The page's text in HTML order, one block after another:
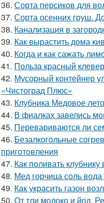
36. Сорта персиков для
37. Сорта осенних груш.
38. Канализация в
39. Как вырастить дома
40. Когда и как сажать
41. Польза красный
42. Мусорный контейнер
«Чистоград Плюс»
43. Клубника Медовое
44. В фиалках завелись
45. Перевариваются ли
46. Безалкогольные
приготовления
47. Как поливать
48. Мед горчица соль вода
49. Как украсить газон
50. От тли молоко и йод.